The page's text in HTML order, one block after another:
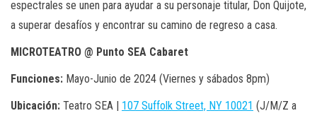
espectrales se unen para ayudar a su personaje titular, Don Quijote,
a superar desafíos y encontrar su camino de regreso a casa.
MICROTEATRO @ Punto SEA Cabaret
Funciones: Mayo-Junio de 2024 (Viernes y sábados 8pm)
Ubicación: Teatro SEA | 107 Suffolk Street, NY 10021 (J/M/Z a